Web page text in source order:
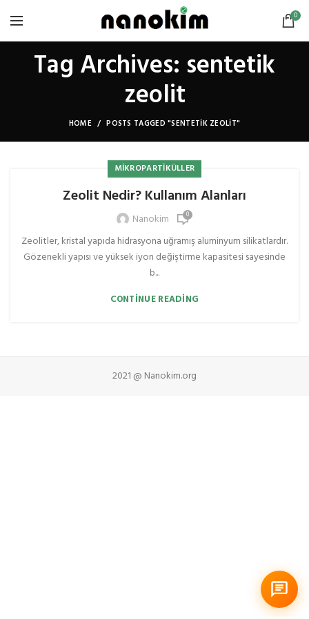
0
Tag Archives: sentetik
zeolit
HOME POSTS TAGGED "SENTETIK ZEOLIT"
MIKROPARTIKÜLLER
Zeolit Nedir? Kullanım Alanları
Nanokim 0
Zeolitler, kristal yapıda hidrasyona uğramış aluminyum silikatlardır.
Gözenekli yapısı ve yüksek iyon değiştirme kapasitesi sayesinde
b...
CONTINUE READING
2021 @ Nanokim.org